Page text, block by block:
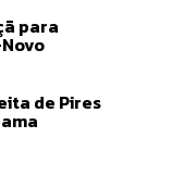
para
de Pires